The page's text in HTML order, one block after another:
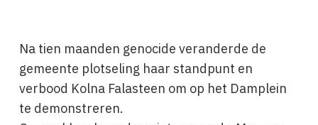
Na tien maanden genocide veranderde de
gemeente plotseling haar standpunt en
verbood Kolna Falasteen om op het Damplein
te demonstreren.